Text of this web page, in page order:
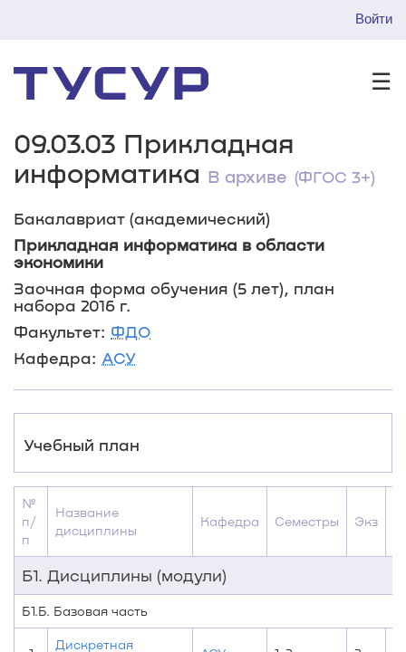
Войти
☰
09.03.03 Прикладная
информатика В архиве (ФГОС 3+)
Бакалавриат (академический)
Прикладная информатика в области
экономики
Заочная форма обучения (5 лет), план
набора 2016 г.
Факультет: ФДО
Кафедра: АСУ
Учебный план
№
п/
п
Название
дисциплины
Кафедра Семестры Экз
Б1. Дисциплины (модули)
Б1.Б. Базовая часть
Дискретная